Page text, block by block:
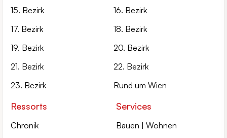
15. Bezirk
16. Bezirk
17. Bezirk
18. Bezirk
19. Bezirk
20. Bezirk
21. Bezirk
22. Bezirk
23. Bezirk
Rund um Wien
Ressorts
Chronik
Services
Bauen | Wohnen